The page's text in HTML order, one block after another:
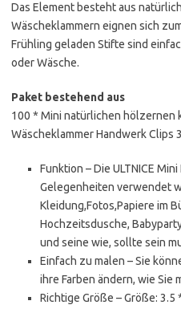
Das Element besteht aus
Wäscheklammern eignen sich
Frühling geladen Stifte sind
oder Wäsche.
Paket bestehend aus
100 * Mini natürlichen hölzernen
Wäscheklammer Handwerk Clips
Funktion – Die ULTNICE
Gelegenheiten verwendet
Kleidung,Fotos,Papiere im
Hochzeitsdusche,
und seine wie, sollte sein
Einfach zu malen – Sie
ihre Farben ändern, wie Sie
Richtige Größe – Größe: 3.5